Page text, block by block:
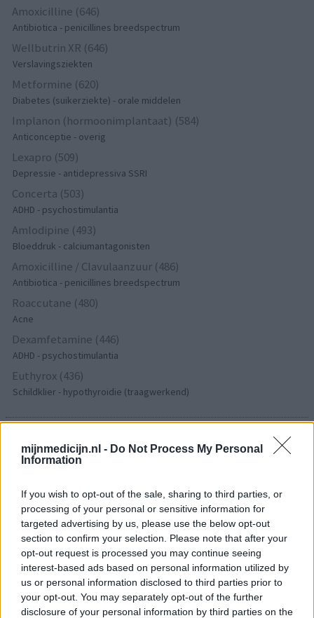
mijnmedicijn.nl - Do Not Process My Personal
Information
If you wish to opt-out of the sale, sharing to third parties, or
processing of your personal or sensitive information for
targeted advertising by us, please use the below opt-out
section to confirm your selection. Please note that after your
opt-out request is processed you may continue seeing
interest-based ads based on personal information utilized by
us or personal information disclosed to third parties prior to
your opt-out. You may separately opt-out of the further
disclosure of your personal information by third parties on the
Amoxicilline (646)
Antibiotica - penicillines breedspectrum
Wellbutrin XR (646)
Verslavingsziekten
Metformine (620)
Diabetes (suikerziekte) - orale middelen
Implanon (hormoonimplantaat) (584)
Anticonceptie - overig
Lexapro (509)
Depressie - antidepressiva SSRI
Concerta (503)
ADHD - psychostimulantia
Amlodipine (493)
Bloeddruk - calciumantagonisten
Amoxicilline / Clavulaanzuur (486)
Antibiotica - penicillines breedspectrum
Roaccutane (480)
Acne
Dexamfetamine (446)
ADHD - psychostimulantia
Euthyrox (436)
Schildklier - hypothyroidie (traagwerkend)
De reviews op deze pagina zijn door de gebruikers
gegenereerd en vervolgens gelezen en aangepast alvorens
geen medische kennis noodzakelijk. Op deze manier geven de
reviews alleen een beeld van de ervaring van de schrijvers en niet
die van de eigenaar van deze website. Denk er aan dat de
ervaringen kunnen verschillen van persoon tot persoon en dat u
voor medisch advies altijd contact op moet nemen met uw arts of